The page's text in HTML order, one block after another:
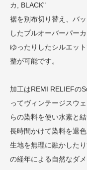
カ, BLACK"
裾を別布切り替え、バ
したプルオーバーパーカ
ゆったりしたシルエッ
整が可能です。
加工はREMI RELIEFの
ってヴィンテージスウ
らの染料を使い水素と
長時間かけて染料を退色
生地を無理に融かした
の経年による自然なダ